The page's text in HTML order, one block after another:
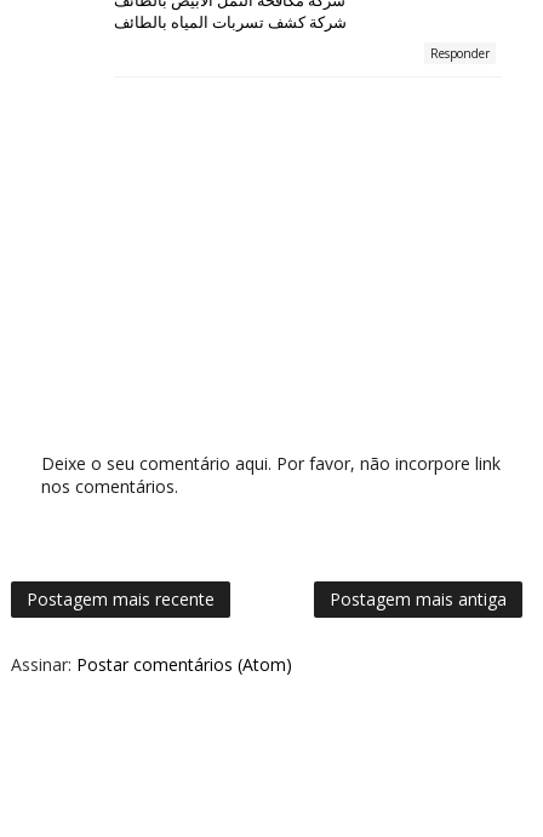
شركة كشف تسربات المياه بالطائف
Responder
Deixe o seu comentário aqui. Por favor, não incorpore link
nos comentários.
Postagem mais recente Postagem mais antiga
Assinar: Postar comentários (Atom)